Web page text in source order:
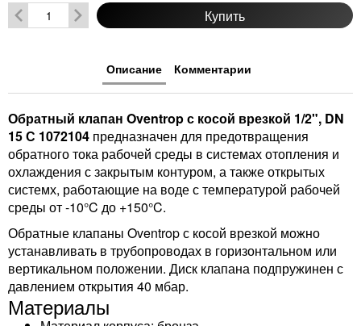
Купить
Описание Комментарии
Обратный клапан Oventrop с косой врезкой 1/2", DN
15 С 1072104 предназначен для предотвращения
обратного тока рабочей среды в системах отопления и
охлаждения с закрытым контуром, а также открытых
системх, работающие на воде с температурой рабочей
среды от -10°C до +150°C.
Обратные клапаны Oventrop с косой врезкой можно
устанавливать в трубопроводах в горизонтальном или
вертикальном положении. Диск клапана подпружинен с
давлением открытия 40 мбар.
Материалы